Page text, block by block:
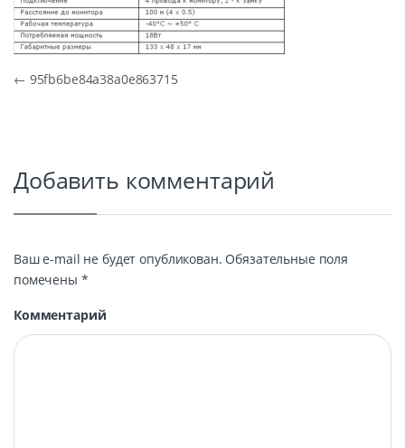
Навигация по записям
← 95fb6be84a38a0e863715
Добавить комментарий
Ваш e-mail не будет опубликован. Обязательные поля
помечены *
Комментарий